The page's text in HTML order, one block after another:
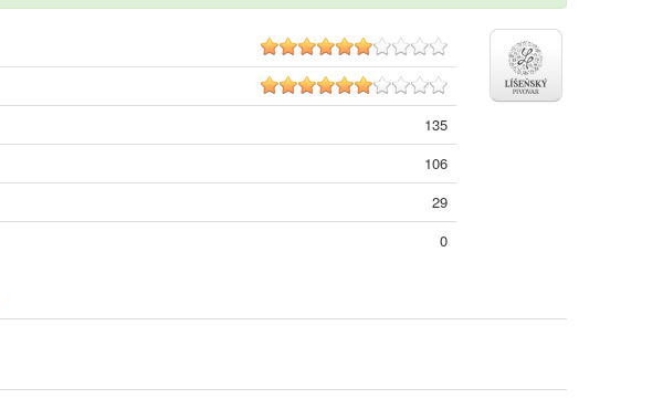
6.4
6.5
135
106
29
0